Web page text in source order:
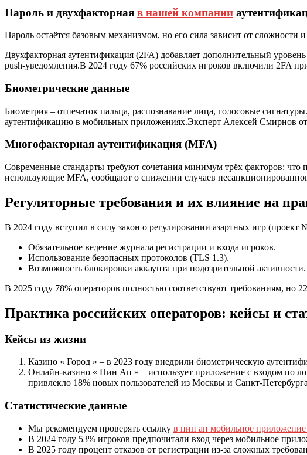
Пароль и двухфакторная в нашей компании
Пароль остаётся базовым механизмом, но его сила зависит от
Двухфакторная аутентификация (2FA) добавляет дополнительный
push‑уведомления.В 2024 году 67% российских игроков включили 2FA
Биометрические данные
Биометрия – отпечаток пальца, распознавание лица, голосовые
аутентификацию в мобильных приложениях.Эксперт Алексей Смирнов
Многофакторная аутентификация (MFA)
Современные стандарты требуют сочетания минимум трёх факторов: что
использующие MFA, сообщают о снижении случаев
Регуляторные требования и их влияние на
В 2024 году вступил в силу закон о регулировании азартных игр
Обязательное ведение журнала регистрации и входа игроков.
Использование безопасных протоколов (TLS 1.3).
Возможность блокировки аккаунта при подозрительной активности.
В 2025 году 78% операторов полностью соответствуют требованиям, но
Практика российских операторов: кейсы и
Кейсы из жизни
Казино « Город » – в 2023 году внедрили биометрическую
Онлайн‑казино « Пин Ап » – использует приложение с входом по
привлекло 18% новых пользователей из Москвы и Санкт-
Статистические данные
Мы рекомендуем проверять ссылку в пин ап мобильное
В 2024 году 53% игроков предпочитали вход через мобильное
В 2025 году процент отказов от регистрации из‑за сложных